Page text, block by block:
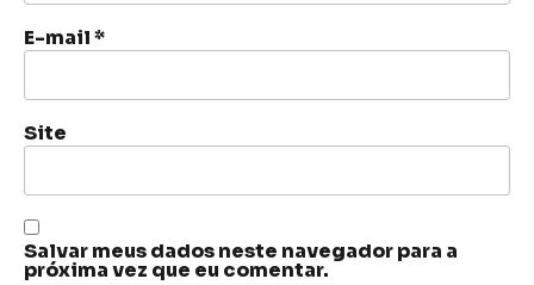
E-mail*
Site
Salvar meus dados neste navegador para a
próxima vez que eu comentar.